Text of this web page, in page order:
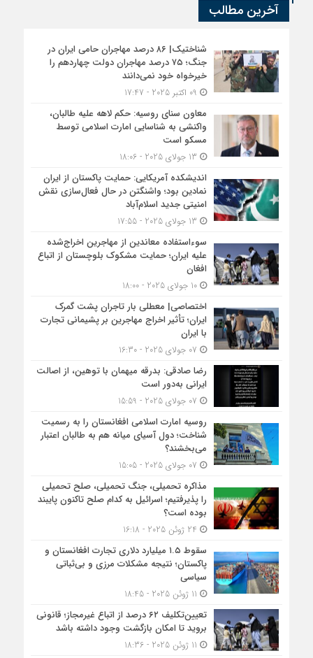
آخرین مطالب
شناختیک| ۸۶ درصد مهاجران حامی ایران در
جنگ؛ ۷۵ درصد مهاجران دولت چهاردهم را
خیرخواه خود نمی‌دانند
معاون سنای روسیه: حکم لاهه علیه طالبان،
واکنشی به شناسایی امارت اسلامی توسط
مسکو است
اندیشکده آمریکایی: حمایت پاکستان از ایران
نمادین بود؛ واشنگتن در حال فعال‌سازی نقش
امنیتی جدید اسلام‌آباد
سوءاستفاده معاندین از مهاجرین اخراج‌شده
علیه ایران؛ حمایت مشکوک بلوچستان از اتباع
افغان
10 جولای 2025 - 18:00
اختصاصی| معطلی بار تاجران پشت گمرک
ایران؛ تأثیر اخراج مهاجرین بر پشیمانی تجارت
با ایران
رضا صادقی: بدرقه میهمان با توهین، از اصالت
ایرانی به‌دور است
روسیه امارت اسلامی افغانستان را به رسمیت
شناخت؛ دول آسیای میانه هم به طالبان اعتبار
می‎‌بخشند؟
مذاکره تحمیلی، جنگ تحمیلی، صلح تحمیلی
را پذیرفتیم؛ اسرائیل به کدام صلح تاکنون پایبند
بوده است؟
سقوط ۱.۵ میلیارد دلاری تجارت افغانستان و
پاکستان؛ نتیجه مشکلات مرزی و بی‌ثباتی
سیاسی
تعیین‌تکلیف ۶۲ درصد از اتباع غیرمجاز؛ قانونی
بروید تا امکان بازگشت وجود داشته باشد